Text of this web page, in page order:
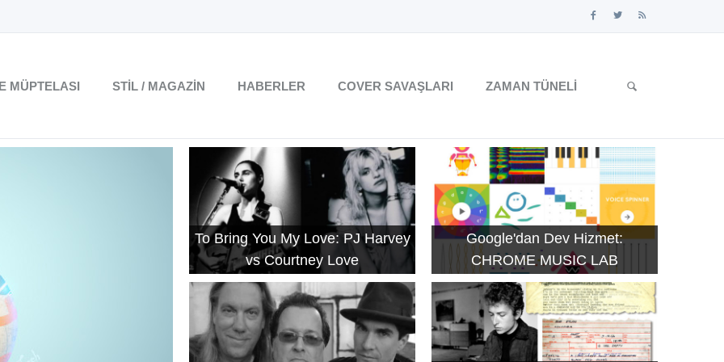
MÜPTELASI STIL / MAGAZIN HABERLER COVER SAVAŞLARI ZAMAN TÜNELI
To Bring You My Love: PJ Harvey
vs Courtney Love
Google'dan Dev Hizmet:
CHROME MUSIC LAB